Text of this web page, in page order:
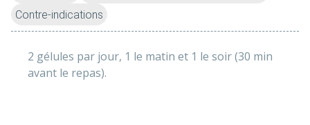
Contre-indications
2 gélules par jour, 1 le matin et 1 le soir (30 min
avant le repas).